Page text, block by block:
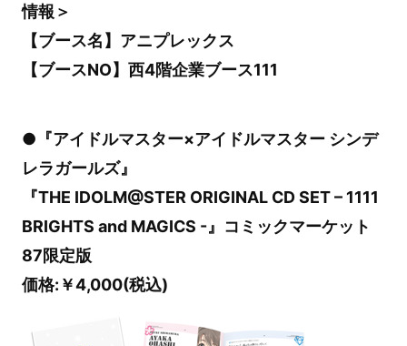
情報＞
【ブース名】アニプレックス
【ブースNO】西4階企業ブース111
●『アイドルマスター×アイドルマスター シンデ
レラガールズ』
『THE IDOLM@STER ORIGINAL CD SET – 1111
BRIGHTS and MAGICS -』コミックマーケット
87限定版
価格:￥4,000(税込)